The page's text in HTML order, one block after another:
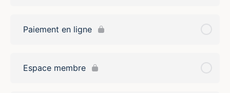
Paiement en ligne
Espace membre